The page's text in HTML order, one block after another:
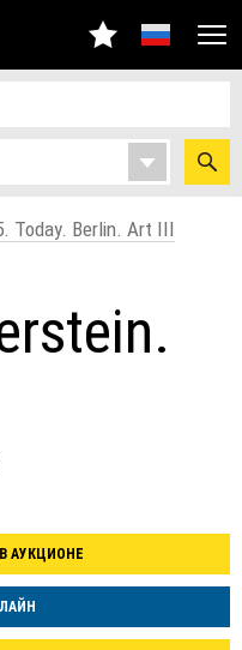
Today. Berlin. Art III
АУКЦИОНЕ